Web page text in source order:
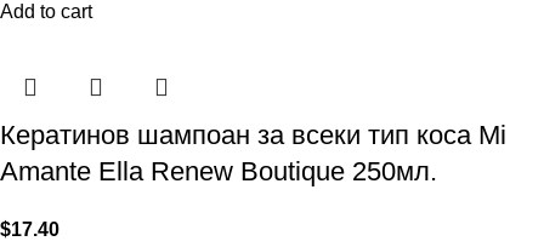
Add to cart
Кератинов шампоан за всеки тип коса Mi
Amante Еlla Renew Boutique 250мл.
$17.40